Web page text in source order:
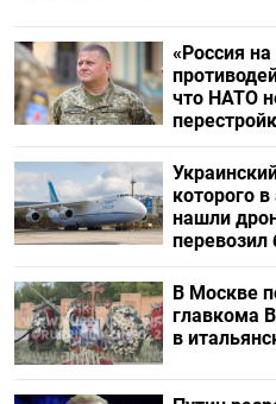
«Россия
что НАТО
которого
нашли
перевозил
В Москве
главкома
в